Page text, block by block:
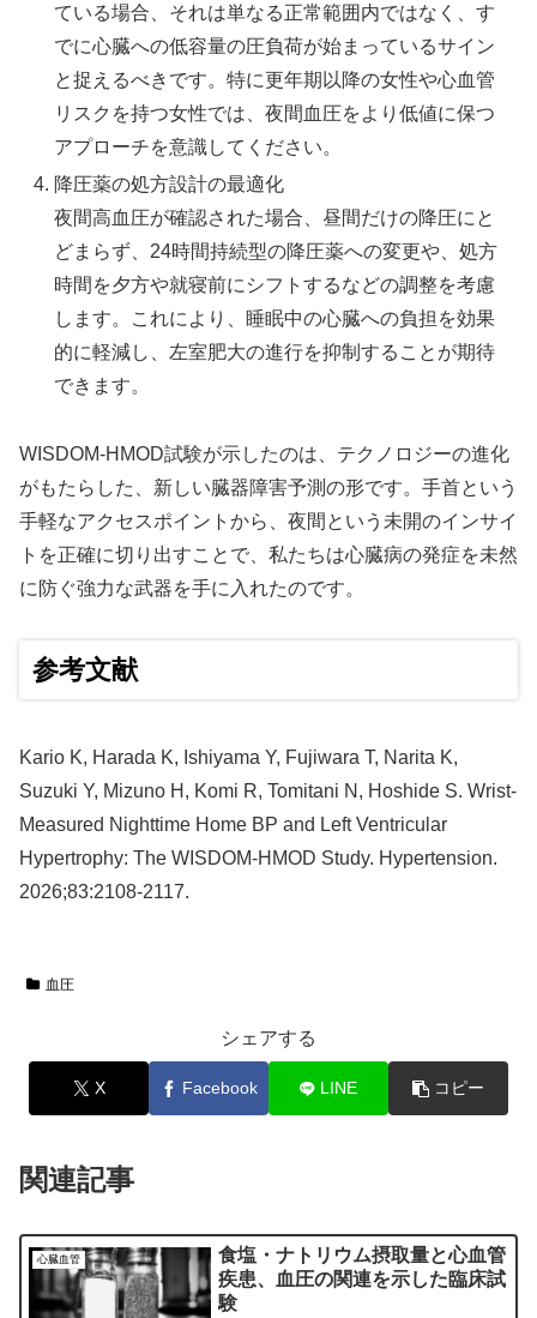
ている場合、それは単なる正常範囲内ではなく、す
でに心臓への低容量の圧負荷が始まっているサイン
と捉えるべきです。特に更年期以降の女性や心血管
リスクを持つ女性では、夜間血圧をより低値に保つ
アプローチを意識してください。
降圧薬の処方設計の最適化
夜間高血圧が確認された場合、昼間だけの降圧にと
どまらず、24時間持続型の降圧薬への変更や、処方
時間を夕方や就寝前にシフトするなどの調整を考慮
します。これにより、睡眠中の心臓への負担を効果
的に軽減し、左室肥大の進行を抑制することが期待
できます。
WISDOM-HMOD試験が示したのは、テクノロジーの進化
がもたらした、新しい臓器障害予測の形です。手首という
手軽なアクセスポイントから、夜間という未開のインサイ
トを正確に切り出すことで、私たちは心臓病の発症を未然
に防ぐ強力な武器を手に入れたのです。
参考文献
Kario K, Harada K, Ishiyama Y, Fujiwara T, Narita K,
Suzuki Y, Mizuno H, Komi R, Tomitani N, Hoshide S. Wrist-
Measured Nighttime Home BP and Left Ventricular
Hypertrophy: The WISDOM-HMOD Study. Hypertension.
2026;83:2108-2117.
血圧
シェアする
X Facebook LINE コピー
関連記事
心臓血管
食塩・ナトリウム摂取量と心血管
疾患、血圧の関連を示した臨床試
験